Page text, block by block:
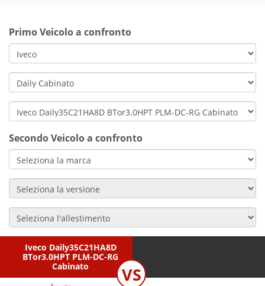
Primo Veicolo a confronto
Secondo Veicolo a confronto
Iveco Daily35C21HA8D
BTor3.0HPT PLM-DC-RG
Cabinato
VS